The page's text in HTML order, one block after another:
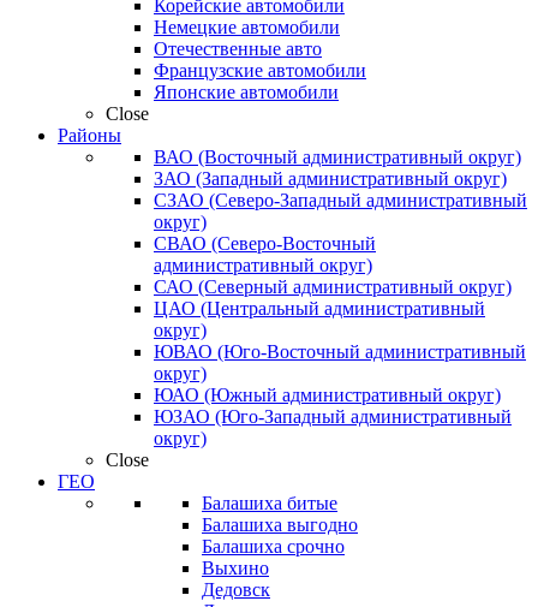
Корейские автомобили
Немецкие автомобили
Отечественные авто
Французские автомобили
Японские автомобили
Close
Районы
ВАО (Восточный административный округ)
ЗАО (Западный административный округ)
СЗАО (Северо-Западный административный
округ)
СВАО (Северо-Восточный
административный округ)
САО (Северный административный округ)
ЦАО (Центральный административный
округ)
ЮВАО (Юго-Восточный административный
округ)
ЮАО (Южный административный округ)
ЮЗАО (Юго-Западный административный
округ)
Close
ГЕО
Балашиха битые
Балашиха выгодно
Балашиха срочно
Выхино
Дедовск